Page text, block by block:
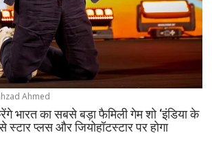
Ahmed
भारत का सबसे बड़ा फैमिली गेम शो ‘इंडिया के
स्टार प्लस और जियोहॉटस्टार पर होगा